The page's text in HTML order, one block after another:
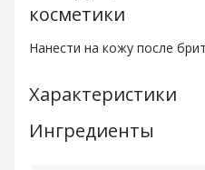
косметики
Нанести на кожу после
Характеристики
Ингредиенты